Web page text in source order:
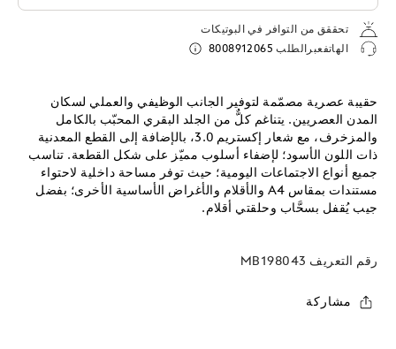
تحققق من التوافر في البوتيكات
الهاتفعبرالطلب 8008912065
حقيبة عصرية مصمّمة لتوفير الجانب الوظيفي والعملي لسكان
المدن العصريين. يتناغم كلٌّ من الجلد البقري المحبّب بالكامل
والمزخرف، مع شعار إكستريم 3.0، بالإضافة إلى القطع المعدنية
ذات اللون الأسود؛ لإضفاء أسلوب مميّز على شكل القطعة. تناسب
جميع أنواع الاجتماعات اليومية؛ حيث توفر مساحة داخلية لاحتواء
مستندات بمقاس A4 والأقلام والأغراض الأساسية الأخرى؛ بفضل
جيب يُقفل بسحَّاب وحلقتي أقلام.
رقم التعريف MB198043
مشاركة